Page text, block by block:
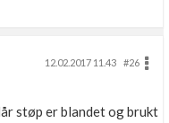
12.02.2017 11.43
#26
støp er blandet og brukt